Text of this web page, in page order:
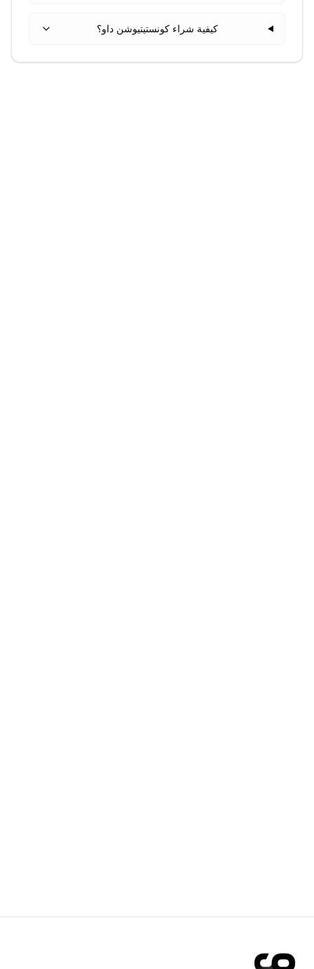
كيفية شراء كونستيتيوشن داو؟